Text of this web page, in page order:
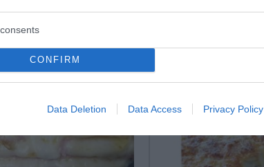
CONFIRM
Data Deletion Data Access Privacy Policy